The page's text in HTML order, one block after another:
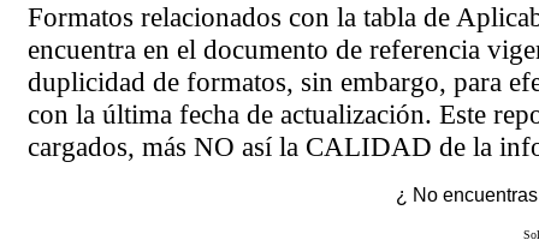
Formatos relacionados con la tabla de
encuentra en el documento de referencia
duplicidad de formatos, sin embargo, para
con la última fecha de actualización. Este
cargados, más NO así la CALIDAD de la
¿ No